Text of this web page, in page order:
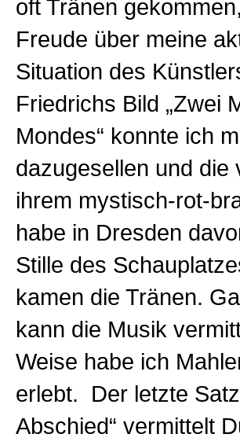
oft Tränen
Freude über meine
Situation des
Friedrichs Bild „Zwei
Mondes“ konnte ich
dazugesellen und die
ihrem mystisch-rot-
habe in Dresden
Stille des
kamen die Tränen.
kann die Musik
Weise habe ich
erlebt. Der letzte
Abschied“ vermittelt